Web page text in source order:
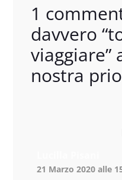
1
davvero
viaggiare”
nostra
21 Marzo 2020 alle